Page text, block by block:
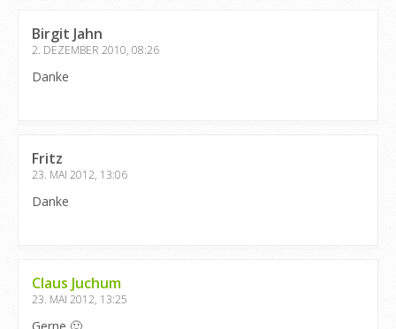
Birgit Jahn
2. DEZEMBER 2010, 08:26
Danke
Fritz
23. MAI 2012, 13:06
Danke
Claus Juchum
23. MAI 2012, 13:25